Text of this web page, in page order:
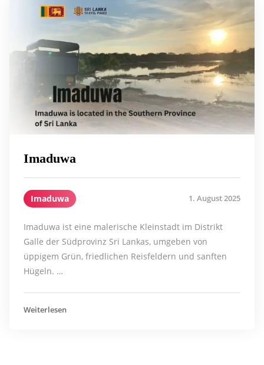
Imaduwa
Imaduwa 1. August 2025
Imaduwa ist eine malerische Kleinstadt im Distrikt
Galle der Südprovinz Sri Lankas, umgeben von
üppigem Grün, friedlichen Reisfeldern und sanften
Hügeln. …
Weiterlesen